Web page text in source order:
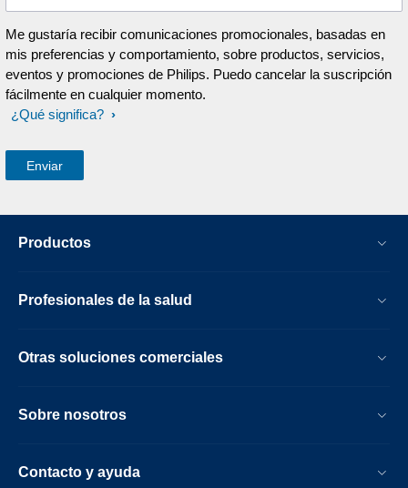
Me gustaría recibir comunicaciones promocionales, basadas en
mis preferencias y comportamiento, sobre productos, servicios,
eventos y promociones de Philips. Puedo cancelar la suscripción
fácilmente en cualquier momento.
¿Qué significa?
Productos
Profesionales de la salud
Otras soluciones comerciales
Sobre nosotros
Contacto y ayuda